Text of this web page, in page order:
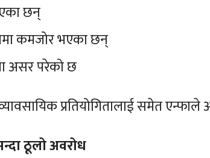
छन्
कमजोर भएका छन्
असर परेको छ
प्रतियोगितालाई समेत
ठूलो अवरोध